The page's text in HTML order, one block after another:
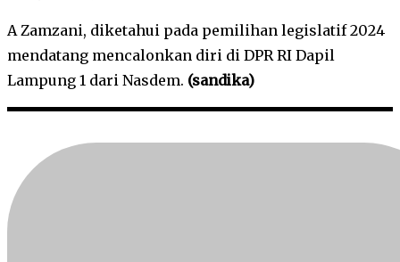
A Zamzani, diketahui pada pemilihan legislatif 2024
mendatang mencalonkan diri di DPR RI Dapil
Lampung 1 dari Nasdem. (sandika)